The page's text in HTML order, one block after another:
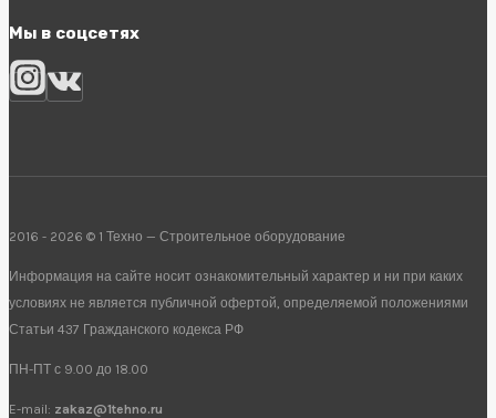
Мы в соцсетях
2016 - 2026 © 1 Техно — Строительное оборудование
Информация на сайте носит ознакомительный характер и ни при каких
условиях не является публичной офертой, определяемой положениями
Статьи 437 Гражданского кодекса РФ
ПН-ПТ с 9.00 до 18.00
E-mail: zakaz@1tehno.ru